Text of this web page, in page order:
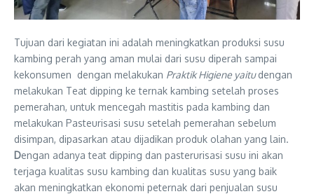
Tujuan dari kegiatan ini adalah meningkatkan produksi susu
kambing perah yang aman mulai dari susu diperah sampai
kekonsumen dengan melakukan Praktik Higiene yaitudengan
melakukan Teat dipping ke ternak kambing setelah proses
pemerahan, untuk mencegah mastitis pada kambing dan
melakukan Pasteurisasi susu setelah pemerahan sebelum
disimpan, dipasarkan atau dijadikan produk olahan yang lain.
Dengan adanya teat dipping dan pasterurisasi susu ini akan
terjaga kualitas susu kambing dan kualitas susu yang baik
akan meningkatkan ekonomi peternak dari penjualan susu